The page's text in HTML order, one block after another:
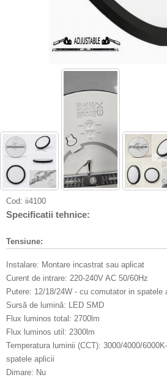
Cod: ii4100
Specificatii tehnice:
Tensiune:
Instalare: Montare incastrat sau aplicat
Curent de intrare: 220-240V AC 50/60Hz
Putere: 12/18/24W - cu comutator in spatele
Sursă de lumină: LED SMD
Flux luminos total: 2700lm
Flux luminos util: 2300lm
Temperatura luminii (CCT): 3000/4000/
spatele aplicii
Dimare: Nu